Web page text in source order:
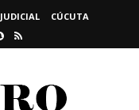
JUDICIAL CÚCUTA